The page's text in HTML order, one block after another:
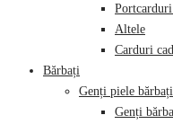
Altele
Carduri
Bărbați
Genți piele bărbați
Genți